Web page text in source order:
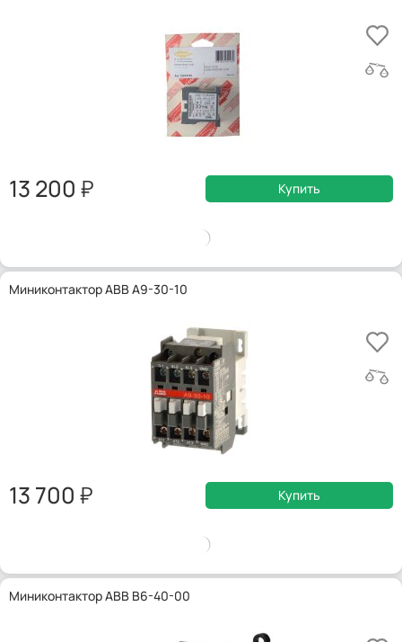
13 200 Купить
Миниконтактор ABB A9-30-10
13 700 Купить
Миниконтактор ABB B6-40-00